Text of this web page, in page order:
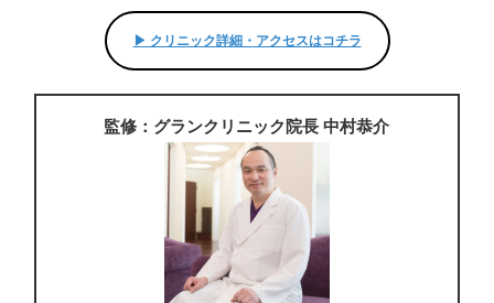
▶︎ クリニック詳細・アクセスはコチラ
監修：グランクリニック院長 中村恭介